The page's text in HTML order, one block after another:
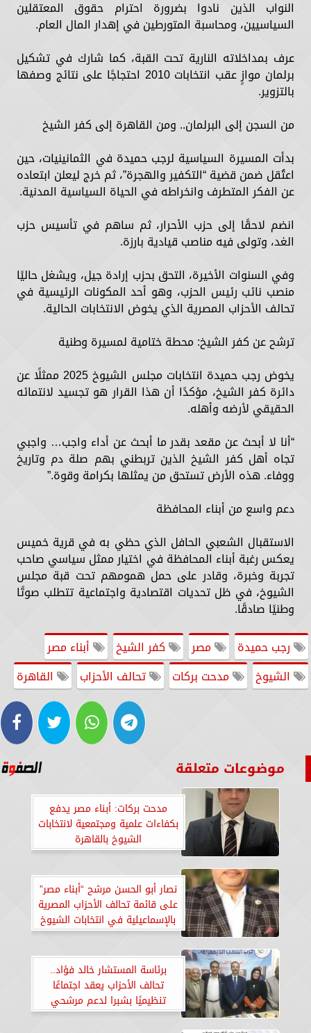
النواب الذين نادوا بضرورة احترام حقوق المعتقلين
السياسيين، ومحاسبة المتورطين في إهدار المال العام.
عرف بمداخلاته النارية تحت القبة، كما شارك في تشكيل
برلمان موازٍ عقب انتخابات 2010 احتجاجًا على نتائج وصفها
بالتزوير.
من السجن إلى البرلمان.. ومن القاهرة إلى كفر الشيخ
بدأت المسيرة السياسية لرجب حميدة في الثمانينيات، حين
اعتُقل ضمن قضية “التكفير والهجرة”، ثم خرج ليعلن ابتعاده
عن الفكر المتطرف وانخراطه في الحياة السياسية المدنية.
انضم لاحقًا إلى حزب الأحرار، ثم ساهم في تأسيس حزب
الغد، وتولى فيه مناصب قيادية بارزة.
وفي السنوات الأخيرة، التحق بحزب إرادة جيل، ويشغل حاليًا
منصب نائب رئيس الحزب، وهو أحد المكونات الرئيسية في
تحالف الأحزاب المصرية الذي يخوض الانتخابات الحالية.
ترشح عن كفر الشيخ: محطة ختامية لمسيرة وطنية
يخوض رجب حميدة انتخابات مجلس الشيوخ 2025 ممثلًا عن
دائرة كفر الشيخ، مؤكدًا أن هذا القرار هو تجسيد لانتمائه
الحقيقي لأرضه وأهله.
“أنا لا أبحث عن مقعد بقدر ما أبحث عن أداء واجب… واجبي
تجاه أهل كفر الشيخ الذين تربطني بهم صلة دم وتاريخ
ووفاء. هذه الأرض تستحق من يمثلها بكرامة وقوة.”
دعم واسع من أبناء المحافظة
الاستقبال الشعبي الحافل الذي حظي به في قرية خميس
يعكس رغبة أبناء المحافظة في اختيار ممثل سياسي صاحب
تجربة وخبرة، وقادر على حمل همومهم تحت قبة مجلس
الشيوخ، في ظل تحديات اقتصادية واجتماعية تتطلب صوتًا
وطنيًا صادقًا.
رجب حميدة
مصر كفر الشيخ
أبناء مصر
الشيوخ
مدحت بركات تحالف الأحزاب القاهرة
موضوعات متعلقة
مدحت بركات: أبناء مصر يدفع
بكفاءات علمية ومجتمعية لانتخابات
الشيوخ بالقاهرة
نصار أبو الحسن مرشح “أبناء مصر”
على قائمة تحالف الأحزاب المصرية
بالإسماعيلية في انتخابات الشيوخ
2025
برئاسة المستشار خالد فؤاد..
تحالف الأحزاب يعقد اجتماعًا
تنظيميًا بشبرا لدعم مرشحي
الشيوخ بالقاهرة